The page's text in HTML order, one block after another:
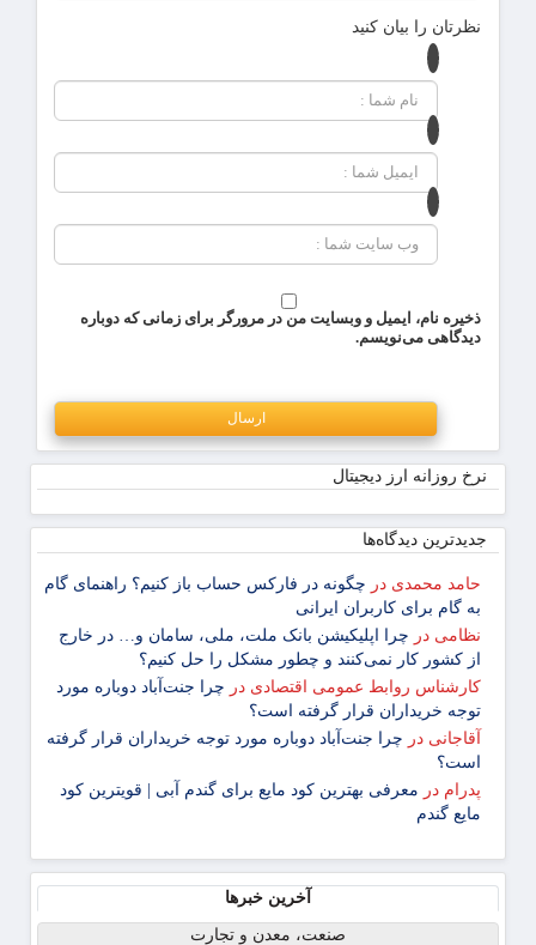
نظرتان را بیان کنید
ذخیره نام، ایمیل و وبسایت من در مرورگر برای زمانی که دوباره
دیدگاهی می‌نویسم.
نرخ روزانه ارز دیجیتال
جدیدترین دیدگاه‌‌ها
حامد محمدی در چگونه در فارکس حساب باز کنیم؟ راهنمای گام
‌به ‌گام برای کاربران ایرانی
نظامی در چرا اپلیکیشن بانک ملت، ملی، سامان و… در خارج
از کشور کار نمی‌کنند و چطور مشکل را حل کنیم؟
کارشناس روابط عمومی اقتصادی در چرا جنت‌آباد دوباره مورد
توجه خریداران قرار گرفته است؟
آقاجانی در چرا جنت‌آباد دوباره مورد توجه خریداران قرار گرفته
است؟
پدرام در معرفی بهترین کود مایع برای گندم آبی | قویترین کود
مایع گندم
آخرین خبرها
صنعت، معدن و تجارت